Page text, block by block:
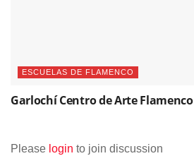
ESCUELAS DE FLAMENCO
Garlochí­ Centro de Arte Flamenco
Please login to join discussion